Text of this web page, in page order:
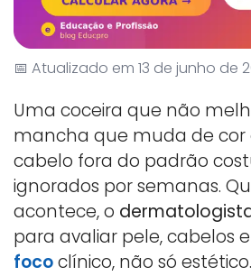
📅 Atualizado em 13 de junho de
Uma coceira que não
mancha que muda de cor
cabelo fora do padrão
ignorados por semanas.
acontece, o
para avaliar pele, cabelos
fococlínico, não só estético.